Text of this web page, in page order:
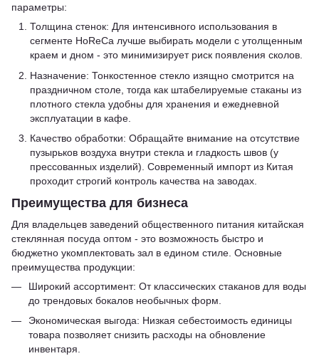
параметры:
Толщина стенок: Для интенсивного использования в
сегменте HoReCa лучше выбирать модели с утолщенным
краем и дном - это минимизирует риск появления сколов.
Назначение: Тонкостенное стекло изящно смотрится на
праздничном столе, тогда как штабелируемые стаканы из
плотного стекла удобны для хранения и ежедневной
эксплуатации в кафе.
Качество обработки: Обращайте внимание на отсутствие
пузырьков воздуха внутри стекла и гладкость швов (у
прессованных изделий). Современный импорт из Китая
проходит строгий контроль качества на заводах.
Преимущества для бизнеса
Для владельцев заведений общественного питания китайская
стеклянная посуда оптом - это возможность быстро и
бюджетно укомплектовать зал в едином стиле. Основные
преимущества продукции:
Широкий ассортимент: От классических стаканов для воды
до трендовых бокалов необычных форм.
Экономическая выгода: Низкая себестоимость единицы
товара позволяет снизить расходы на обновление
инвентаря.